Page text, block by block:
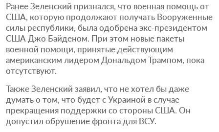
Ранее Зеленский признался, что военная помощь от
США, которую продолжают получать Вооруженные
силы республики, была одобрена экс-президентом
США Джо Байденом. При этом новые пакеты
военной помощи, принятые действующим
американским лидером Дональдом Трампом, пока
отсутствуют.
Также Зеленский заявил, что не хотел бы даже
думать о том, что будет с Украиной в случае
прекращения поддержки со стороны США. Он
допустил обрушение фронта для ВСУ.